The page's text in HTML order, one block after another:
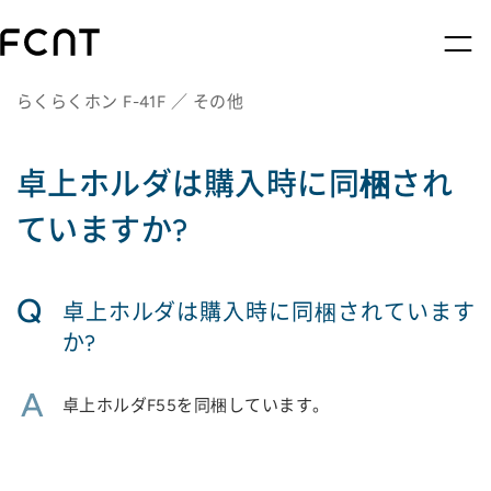
らくらくホン F-41F ／ その他
卓上ホルダは購入時に同梱され
ていますか?
Q
卓上ホルダは購入時に同梱されています
か?
A 卓上ホルダF55を同梱しています。